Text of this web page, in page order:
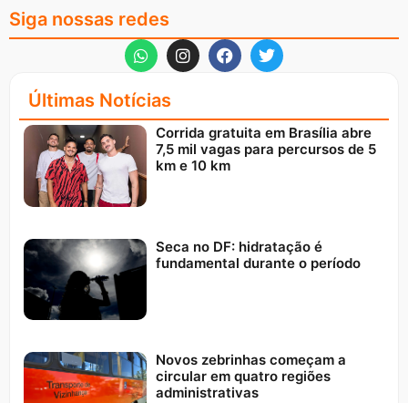
Siga nossas redes
Últimas Notícias
Corrida gratuita em Brasília abre
7,5 mil vagas para percursos de 5
km e 10 km
Seca no DF: hidratação é
fundamental durante o período
Novos zebrinhas começam a
circular em quatro regiões
administrativas